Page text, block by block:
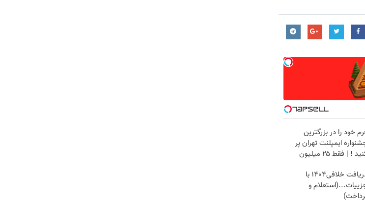
خود را در بزرگترین
ایمپلنت تهران پر
! | فقط ۲۵ میلیون
دریافت خلافی۱۴۰۴ با
و